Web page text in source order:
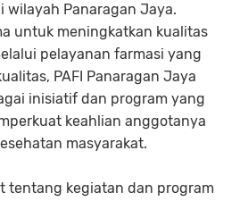
wilayah Panaragan Jaya.
untuk meningkatkan kualitas
pelayanan farmasi yang
PAFI Panaragan Jaya
inisiatif dan program yang
keahlian anggotanya
masyarakat.
tentang kegiatan dan program